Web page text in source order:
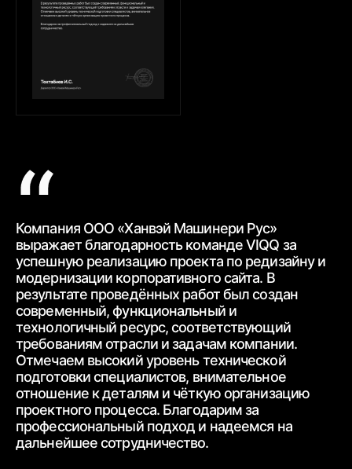
Компания ООО «Ханвэй Машинери Рус»
выражает благодарностькоманде VIQQ за
успешную реализацию проекта по редизайну и
модернизации корпоративного сайта. В
результате проведённых работ был создан
современный,функциональный и
технологичный ресурс, соответствующий
требованиямотрасли и задачам компании.
Отмечаем высокий уровень технической
подготовки специалистов, внимательное
отношение к деталям и чёткуюорганизацию
проектного процесса. Благодарим за
профессиональный подход и надеемся на
дальнейшеесотрудничество.